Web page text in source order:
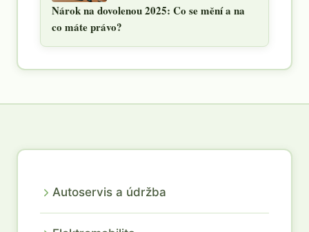
Nárok na dovolenou 2025: Co se mění a na
co máte právo?
Autoservis a údržba